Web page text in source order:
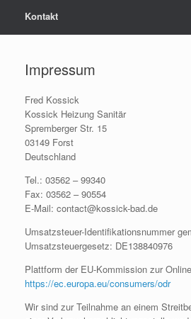
Kontakt
Impressum
Fred Kossick
Kossick Heizung Sanitär
Spremberger Str. 15
03149 Forst
Deutschland
Tel.: 03562 – 99340
Fax: 03562 – 90554
E-Mail: contact@kossick-bad.de
Umsatzsteuer-Identifikationsnummer
Umsatzsteuergesetz: DE138840976
Plattform der EU-Kommission zur
https://ec.europa.eu/consumers/odr
Wir sind zur Teilnahme an einem